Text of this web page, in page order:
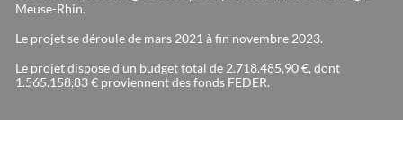
Meuse-Rhin.
Le projet se déroule de mars 2021 à fin novembre 2023.
Le projet dispose d'un budget total de 2.718.485,90 €, dont
1.565.158,83 € proviennent des fonds FEDER.